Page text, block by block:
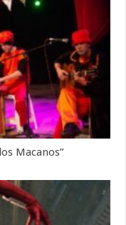
Macanos”